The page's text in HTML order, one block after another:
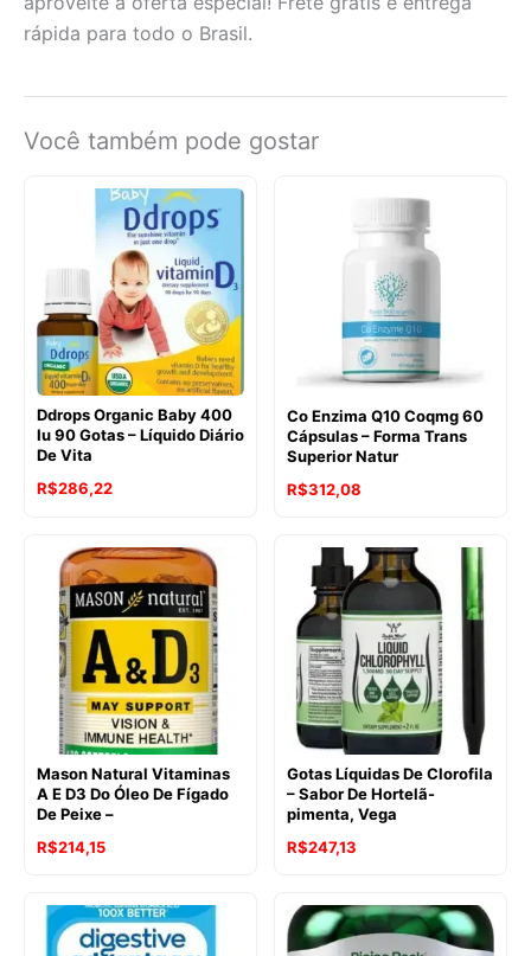
rápida para todo o Brasil.
Você também pode gostar
Ddrops Organic Baby 400
Iu 90 Gotas – Líquido Diário
De Vita
R$286,22
Co Enzima Q10 Coqmg 60
Cápsulas – Forma Trans
Superior Natur
R$312,08
Mason Natural Vitaminas
A E D3 Do Óleo De Fígado
De Peixe –
R$214,15
Gotas Líquidas De Clorofila
– Sabor De Hortelã-
pimenta, Vega
R$247,13